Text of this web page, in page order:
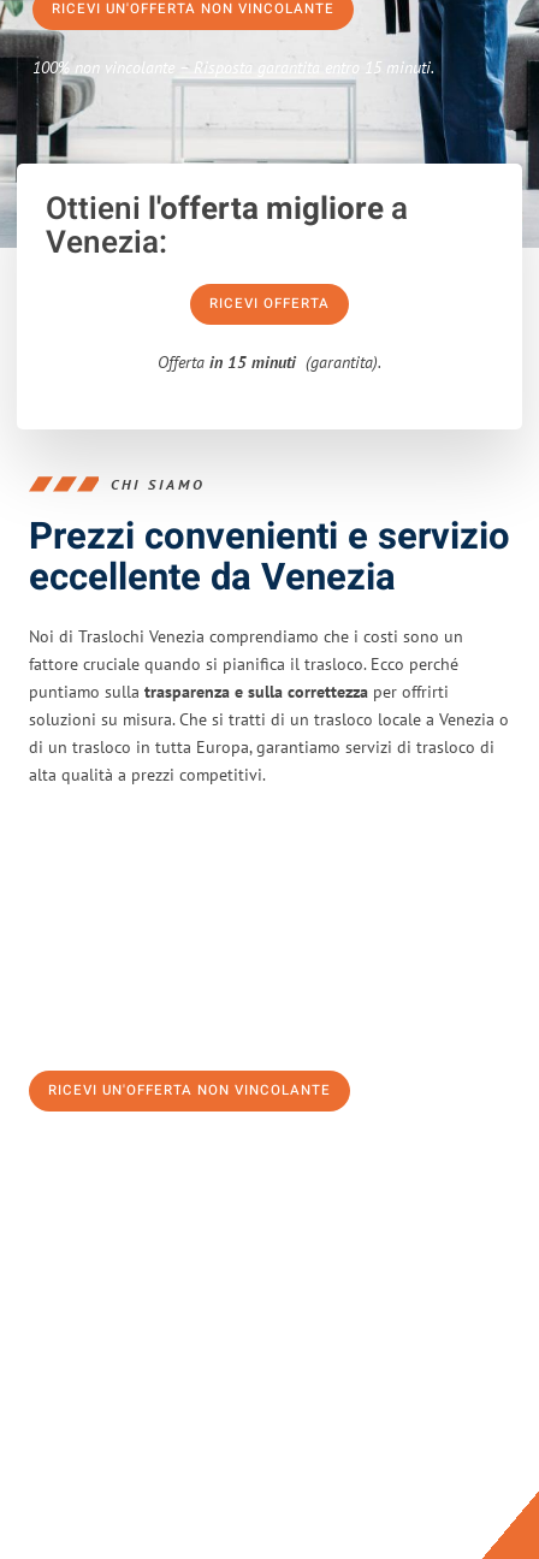
RICEVI UN'OFFERTA NON VINCOLANTE
100% non vincolante – Risposta garantita entro 15 minuti.
Ottieni l'offerta migliorea
Venezia:
RICEVI OFFERTA
Offerta in 15 minuti (garantita).
CHI SIAMO
Prezzi convenienti e servizio
eccellente da Venezia
Noi di Traslochi Venezia comprendiamo che i costi sono un
fattore cruciale quando si pianifica il trasloco. Ecco perché
puntiamo sulla trasparenza e sulla correttezza per offrirti
soluzioni su misura. Che si tratti di un trasloco locale a Venezia o
di un trasloco in tutta Europa, garantiamo servizi di trasloco di
alta qualità a prezzi competitivi.
RICEVI UN'OFFERTA NON VINCOLANTE